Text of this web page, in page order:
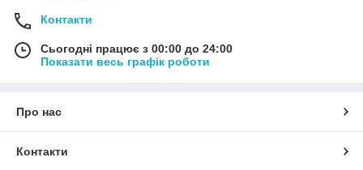
Контакти
Сьогодні працює з 00:00 до 24:00
Показати весь графік роботи
Про нас
Контакти